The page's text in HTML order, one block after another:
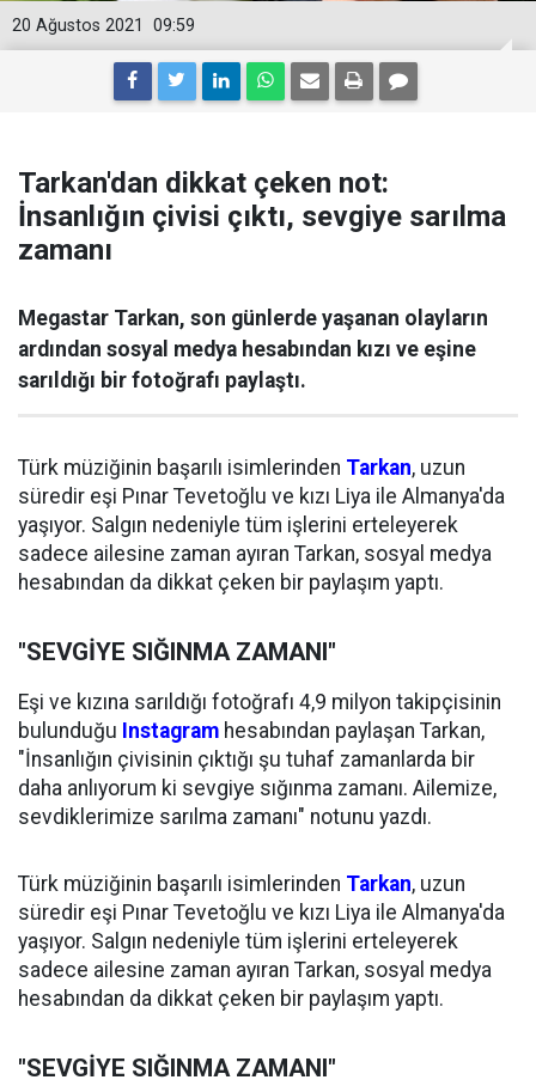
09:59
20 Ağustos 2021
Tarkan'dan dikkat çeken not:
İnsanlığın çivisi çıktı, sevgiye sarılma
zamanı
Megastar Tarkan, son günlerde yaşanan olayların
ardından sosyal medya hesabından kızı ve eşine
sarıldığı bir fotoğrafı paylaştı.
Türk müziğinin başarılı isimlerinden Tarkan, uzun
süredir eşi Pınar Tevetoğlu ve kızı Liya ile Almanya'da
yaşıyor. Salgın nedeniyle tüm işlerini erteleyerek
sadece ailesine zaman ayıran Tarkan, sosyal medya
hesabından da dikkat çeken bir paylaşım yaptı.
"SEVGİYE SIĞINMA ZAMANI"
Eşi ve kızına sarıldığı fotoğrafı 4,9 milyon takipçisinin
bulunduğu Instagram hesabından paylaşan Tarkan,
"İnsanlığın çivisinin çıktığı şu tuhaf zamanlarda bir
daha anlıyorum ki sevgiye sığınma zamanı. Ailemize,
sevdiklerimize sarılma zamanı" notunu yazdı.
Türk müziğinin başarılı isimlerinden Tarkan, uzun
süredir eşi Pınar Tevetoğlu ve kızı Liya ile Almanya'da
yaşıyor. Salgın nedeniyle tüm işlerini erteleyerek
sadece ailesine zaman ayıran Tarkan, sosyal medya
hesabından da dikkat çeken bir paylaşım yaptı.
"SEVGİYE SIĞINMA ZAMANI"